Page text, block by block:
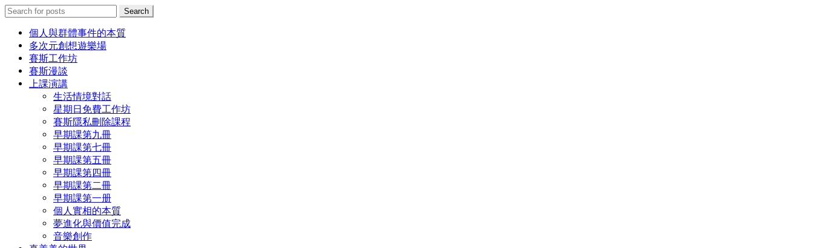
Search
for:
Search
個人與群體事件的本質
多次元創想遊樂場
賽斯工作坊
賽斯漫談
上課演講
生活情境對話
星期日免費工作坊
賽斯隱私刪除課程
早期課第九冊
早期課第七冊
早期課第五冊
早期課第四冊
早期課第二冊
早期課第一册
個人實相的本質
夢進化與價值完成
音樂創作